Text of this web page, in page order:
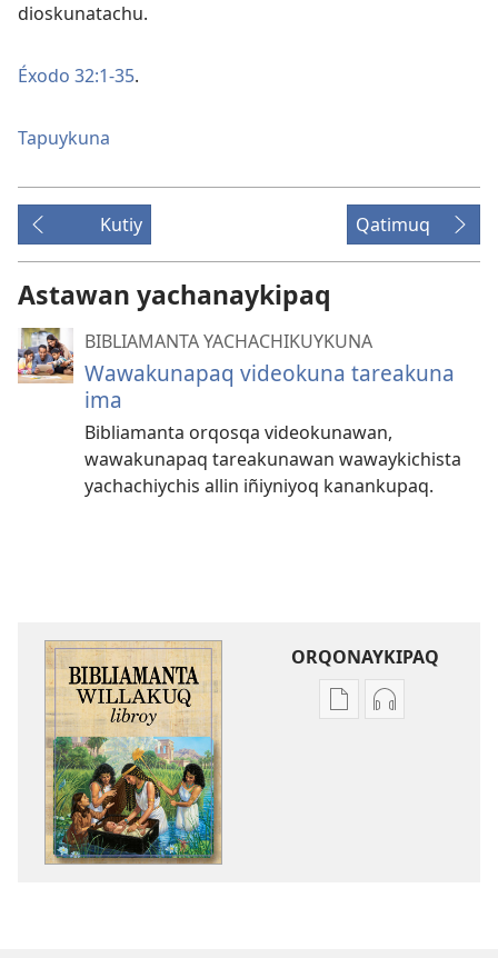
dioskunatachu.
Éxodo 32:1-35.
Tapuykuna
Kutiy Qatimuq
Astawan yachanaykipaq
BIBLIAMANTA YACHACHIKUYKUNA
Wawakunapaq videokuna tareakuna
ima
Bibliamanta orqosqa videokunawan,
wawakunapaq tareakunawan wawaykichista
yachachiychis allin iñiyniyoq kanankupaq.
ORQONAYKIPAQ
KaypiKaypin